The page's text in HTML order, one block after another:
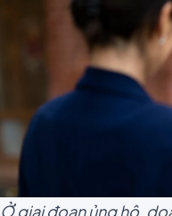
Ở giai đoạn ủng hộ,